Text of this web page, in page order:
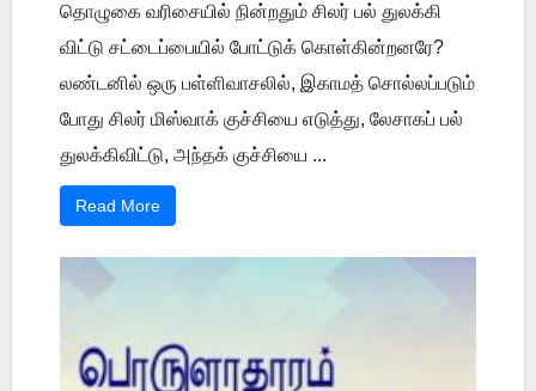
தொழுகை வரிசையில் நின்றதும் சிலர் பல் துலக்கி
விட்டு சட்டைப்பையில் போட்டுக் கொள்கின்றனரே?
லண்டனில் ஒரு பள்ளிவாசலில், இகாமத் சொல்லப்படும்
போது சிலர் மிஸ்வாக் குச்சியை எடுத்து, லேசாகப் பல்
துலக்கிவிட்டு, அந்தக் குச்சியை ...
Read More